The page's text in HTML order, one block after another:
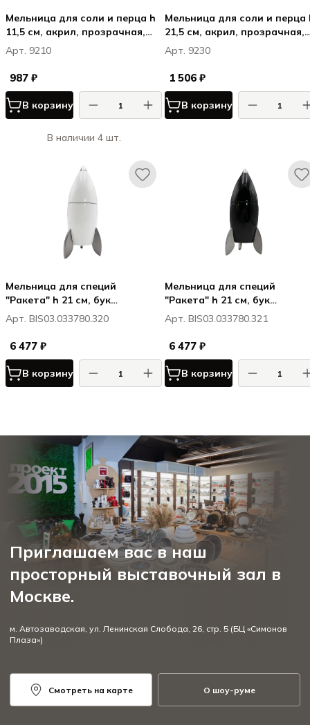
Мельница для соли и перца h
11,5 см, акрил, прозрачная,
СПАЙС & КО / SPICE & CO
Арт. 9210
987 ₽
В корзину
В наличии 4 шт.
Мельница для соли и перца
21,5 см, акрил, прозрачная,
СПАЙС & КО / SPICE & CO
Арт. 9230
1 506 ₽
В корзину
Мельница для специй
"Ракета" h 21 см, бук
лакированный, цвет белый,
РОККЕТ / ROCKET
Арт. BIS03.033780.320
6 477 ₽
В корзину
Мельница для специй
"Ракета" h 21 см, бук
лакированный, цвет
РОККЕТ / ROCKET
Арт. BIS03.033780.321
6 477 ₽
В корзину
Приглашаем вас в наш
просторный выставочный зал в
Москве.
м. Автозаводская, ул. Ленинская Слобода, 26, стр. 5 (БЦ «Симонов
Плаза»)
Смотреть на карте О шоу-руме